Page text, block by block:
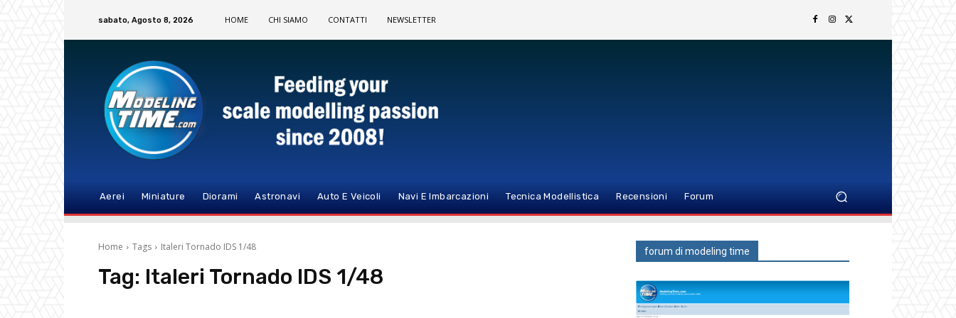
sabato, Agosto 8, 2026 HOME CHI SIAMO CONTATTI NEWSLETTER
Aerei Miniature Diorami Astronavi Auto E Veicoli Navi E Imbarcazioni Tecnica Modellistica Recensioni Forum
Home Tags Italeri Tornado IDS 1/48
Tag: Italeri Tornado IDS 1/48
forum di modeling time